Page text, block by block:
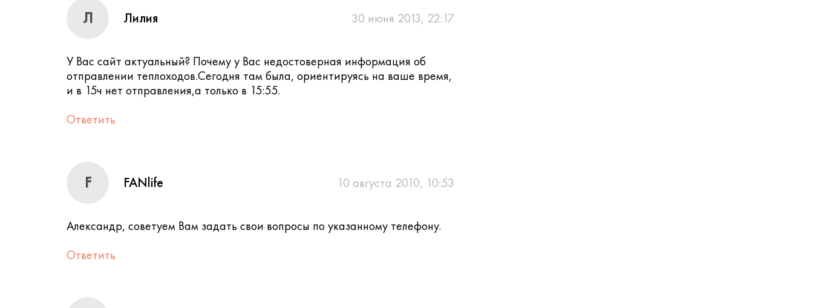
Л Лилия 30 июня 2013, 22:17
У Вас сайт актуальный? Почему у Вас недостоверная информация об
отправлении теплоходов.Сегодня там была, ориентируясь на ваше время,
и в 15ч нет отправления,а только в 15:55.
Ответить
F FANlife 10 августа 2010, 10:53
Александр, советуем Вам задать свои вопросы по указанному телефону.
Ответить